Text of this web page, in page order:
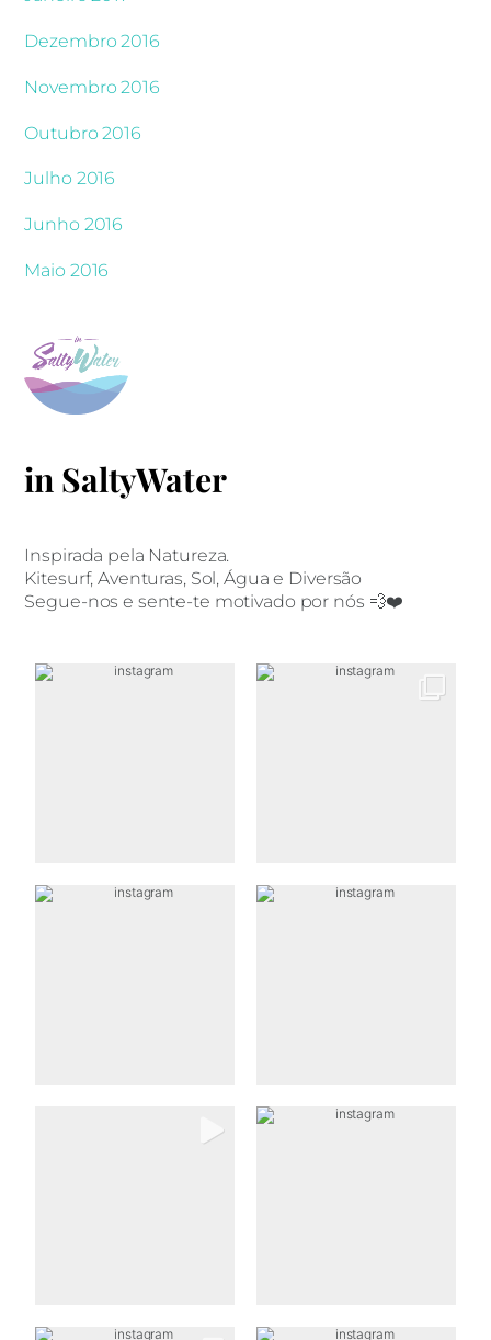
Dezembro 2016
Novembro 2016
Outubro 2016
Julho 2016
Junho 2016
Maio 2016
in SaltyWater
Inspirada pela Natureza.
Kitesurf, Aventuras, Sol, Água e Diversão
Segue-nos e sente-te motivado por nós 💨❤️